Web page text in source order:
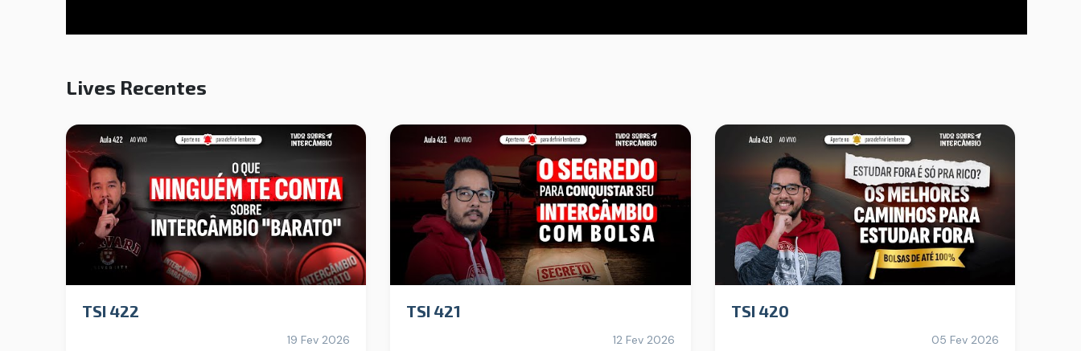
Lives Recentes
TSI 422
19 Fev 2026
TSI 421
12 Fev 2026
TSI 420
05 Fev 2026